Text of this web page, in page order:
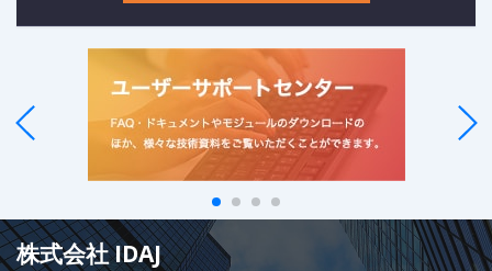
株式会社 IDAJ